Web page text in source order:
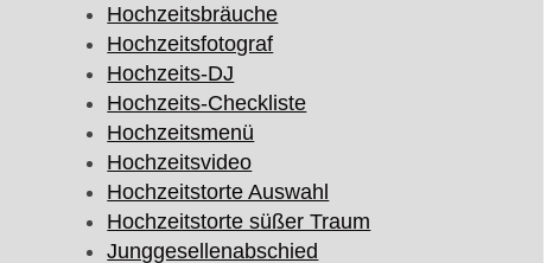
Hochzeitsbräuche
Hochzeitsfotograf
Hochzeits-DJ
Hochzeits-Checkliste
Hochzeitsmenü
Hochzeitsvideo
Hochzeitstorte Auswahl
Hochzeitstorte süßer Traum
Junggesellenabschied